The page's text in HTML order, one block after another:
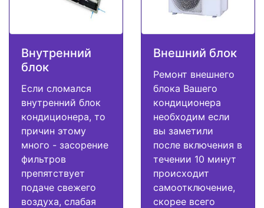
Внутренний
блок
Если сломался
внутренний блок
кондиционера, то
причин этому
много - засорение
фильтров
препятствует
подаче свежего
воздуха, слабая
Внешний блок
Ремонт внешнего
блока Вашего
кондиционера
необходим если
вы заметили
после включения в
течении 10 минут
происходит
самоотключение,
скорее всего